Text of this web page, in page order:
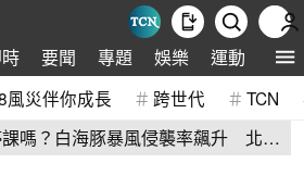
要聞 專題 娛樂 運動 全球
風災伴你成長 跨世代 TCN
嗎？白海豚暴風侵襲率飆升 北北